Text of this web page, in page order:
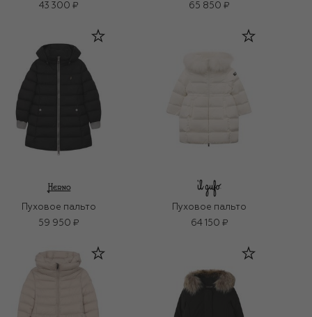
43 300 ₽
65 850 ₽
Пуховое пальто
59 950 ₽
Пуховое пальто
64 150 ₽